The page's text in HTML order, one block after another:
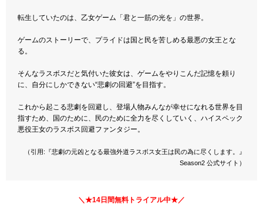
転生していたのは、乙女ゲーム「君と一筋の光を」の世界。
ゲームのストーリーで、プライドは国と民を苦しめる最悪の女王とな
る。
そんなラスボスだと気付いた彼女は、ゲームをやりこんだ記憶を頼り
に、自分にしかできない“悲劇の回避”を目指す。
これから起こる悲劇を回避し、登場人物みんなが幸せになれる世界を目
指すため、国のために、民のために全力を尽くしていく、ハイスペック
悪役王女のラスボス回避ファンタジー。
（引用:『悲劇の元凶となる最強外道ラスボス女王は民の為に尽くします。』
Season2 公式サイト）
＼★14日間無料トライアル中★／